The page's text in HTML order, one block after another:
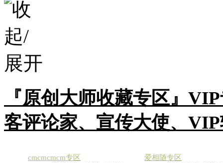
『原创大师收藏专区』
客评论家、宣传大使、
cmcmcmcm专区 爱相随专区